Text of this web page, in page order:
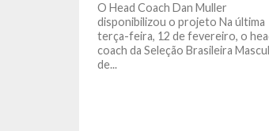
O Head Coach Dan Muller
disponibilizou o projeto Na última
terça-feira, 12 de fevereiro, o
coach da Seleção Brasileira
de...